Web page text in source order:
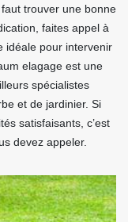
trouver une bonne
faites appel à
idéale pour intervenir
elagage est une
spécialistes
et de jardinier. Si
satisfaisants, c’est
devez appeler.